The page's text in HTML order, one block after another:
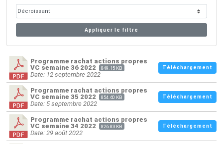
Appliquer le filtre
Programme rachat actions propres
VC semaine 36 2022 849.15 KB
Date: 12 septembre 2022
Téléchargement
Programme rachat actions propres
VC semaine 35 2022 854.60 KB
Date: 5 septembre 2022
Téléchargement
Programme rachat actions propres
VC semaine 34 2022 826.83 KB
Date: 29 août 2022
Téléchargement